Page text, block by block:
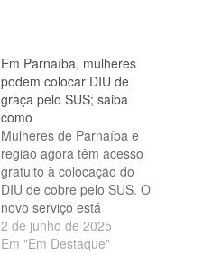
Em Parnaíba, mulheres
podem colocar DIU de
graça pelo SUS; saiba
como
Mulheres de Parnaíba e
região agora têm acesso
gratuito à colocação do
DIU de cobre pelo SUS. O
novo serviço está
disponível no Hospital
Estadual Dirceu Arcoverde
2 de junho de 2025
Em "Em Destaque"